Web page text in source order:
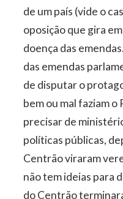
de um país (vide o
oposição que gira
doença das
das emendas
de disputar o
bem ou mal faziam o
precisar de
políticas públicas,
Centrão viraram
não tem ideias para
do Centrão